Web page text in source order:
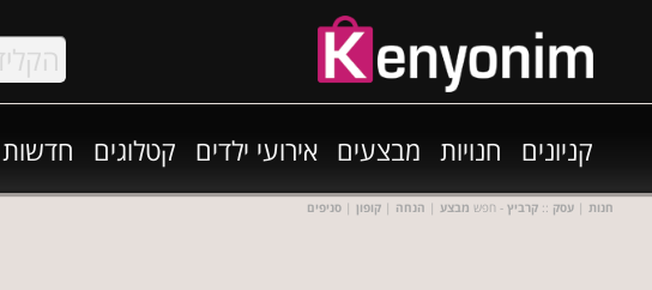
קניונים חנויות מבצעים אירועי ילדים קטלוגים חדשות
חנות | עסק :: קרביץ - חפש מבצע | הנחה | קופון | סניפים